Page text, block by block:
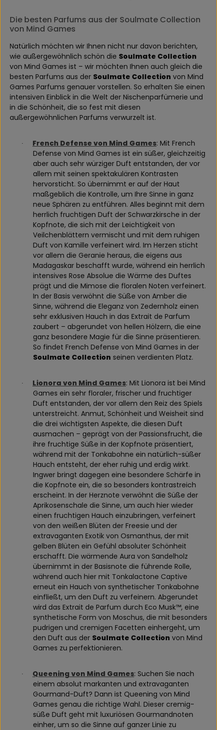
Die besten Parfums aus der Soulmate Collection
von Mind Games
Natürlich möchten wir Ihnen nicht nur davon berichten,
wie außergewöhnlich schön die Soulmate Collection
von Mind Games ist – wir möchten Ihnen auch gleich die
besten Parfums aus der Soulmate Collection von Mind
Games Parfums genauer vorstellen. So erhalten Sie einen
intensiven Einblick in die Welt der Nischenparfümerie und
in die Schönheit, die so fest mit diesen
außergewöhnlichen Parfums verwurzelt ist.
· French Defense von Mind Games: Mit French
Defense von Mind Games ist ein süßer, gleichzeitig
aber auch sehr würziger Duft entstanden, der vor
allem mit seinen spektakulären Kontrasten
hervorsticht. So übernimmt er auf der Haut
maßgeblich die Kontrolle, um Ihre Sinne in ganz
neue Sphären zu entführen. Alles beginnt mit dem
herrlich fruchtigen Duft der Schwarzkirsche in der
Kopfnote, die sich mit der Leichtigkeit von
Veilchenblättern vermischt und mit dem ruhigen
Duft von Kamille verfeinert wird. Im Herzen sticht
vor allem die Geranie heraus, die eigens aus
Madagaskar beschafft wurde, während ein herrlich
intensives Rose Absolue die Wärme des Duftes
prägt und die Mimose die floralen Noten verfeinert.
In der Basis verwöhnt die Süße von Amber die
Sinne, während die Eleganz von Zedernholz einen
sehr exklusiven Hauch in das Extrait de Parfum
zaubert – abgerundet von hellen Hölzern, die eine
ganz besondere Magie für die Sinne präsentieren.
So findet French Defense von Mind Games in der
Soulmate Collection seinen verdienten Platz.
· Lionora von Mind Games: Mit Lionora ist bei Mind
Games ein sehr floraler, frischer und fruchtiger
Duft entstanden, der vor allem den Reiz des Spiels
unterstreicht. Anmut, Schönheit und Weisheit sind
die drei wichtigsten Aspekte, die diesen Duft
ausmachen – geprägt von der Passionsfrucht, die
ihre fruchtige Süße in der Kopfnote präsentiert,
während mit der Tonkabohne ein natürlich-süßer
Hauch entsteht, der eher ruhig und erdig wirkt.
Ingwer bringt dagegen eine besondere Schärfe in
die Kopfnote ein, die so besonders kontrastreich
erscheint. In der Herznote verwöhnt die Süße der
Aprikosenschale die Sinne, um auch hier wieder
einen fruchtigen Hauch einzubringen, verfeinert
von den weißen Blüten der Freesie und der
extravaganten Exotik von Osmanthus, der mit
gelben Blüten ein Gefühl absoluter Schönheit
erschafft. Die wärmende Aura von Sandelholz
übernimmt in der Basisnote die führende Rolle,
während auch hier mit Tonkalactone Captive
erneut ein Hauch von synthetischer Tonkabohne
einfließt, um den Duft zu verfeinern. Abgerundet
wird das Extrait de Parfum durch Eco Musk™, eine
synthetische Form von Moschus, die mit besonders
pudrigen und cremigen Facetten einhergeht, um
den Duft aus der Soulmate Collection von Mind
Games zu perfektionieren.
· Queening von Mind Games: Suchen Sie nach
einem absolut markanten und extravaganten
Gourmand-Duft? Dann ist Queening von Mind
Games genau die richtige Wahl. Dieser cremig-
süße Duft geht mit luxuriösen Gourmandnoten
einher, um so die Sinne auf ganzer Linie zu